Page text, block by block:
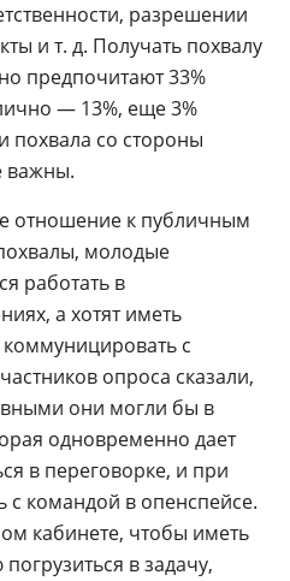
разрешении
и т. д. Получать похвалу
предпочитают 33%
— 13%, еще 3%
похвала со стороны
важны.
отношение к публичным
молодые
работать в
а хотят иметь
с
опроса сказали,
они могли бы в
одновременно дает
в переговорке, и при
с командой в опенспейсе.
кабинете, чтобы иметь
в задачу,